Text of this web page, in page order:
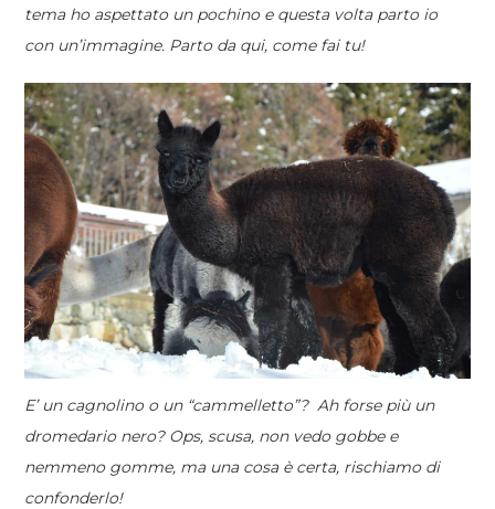
tema ho aspettato un pochino e questa volta parto io
con un’immagine. Parto da qui, come fai tu!
E’ un cagnolino o un “cammelletto”? Ah forse più un
dromedario nero? Ops, scusa, non vedo gobbe e
nemmeno gomme, ma una cosa è certa, rischiamo di
confonderlo!